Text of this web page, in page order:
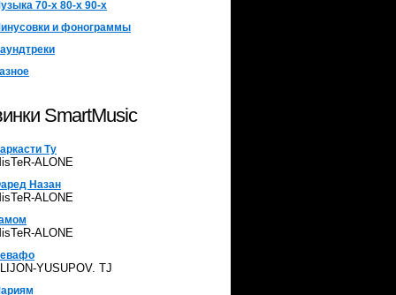
70-х 80-х 90-х
и фонограммы
SmartMusic
Ту
ALONE
Назан
ALONE
ALONE
YUSUPOV. TJ